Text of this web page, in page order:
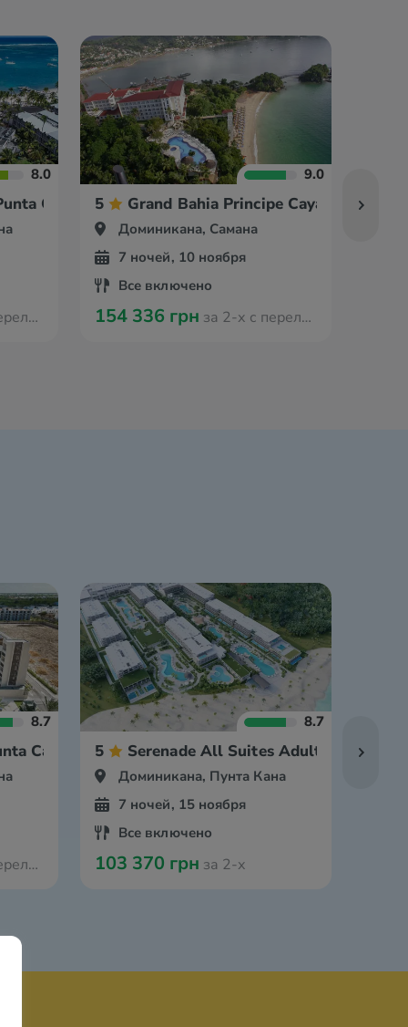
8.0
Cana
9.0
5 Grand Bahia Principe Cayacoa
Доминикана, Самана
7 ночей, 10 ноября
Все включено
154 336 грн за 2-х с перелётом из Варшавы
8.7
Cana Hotel
8.7
5 Serenade All Suites Adults Only
Доминикана, Пунта Кана
7 ночей, 15 ноября
Все включено
103 370 грн за 2-х